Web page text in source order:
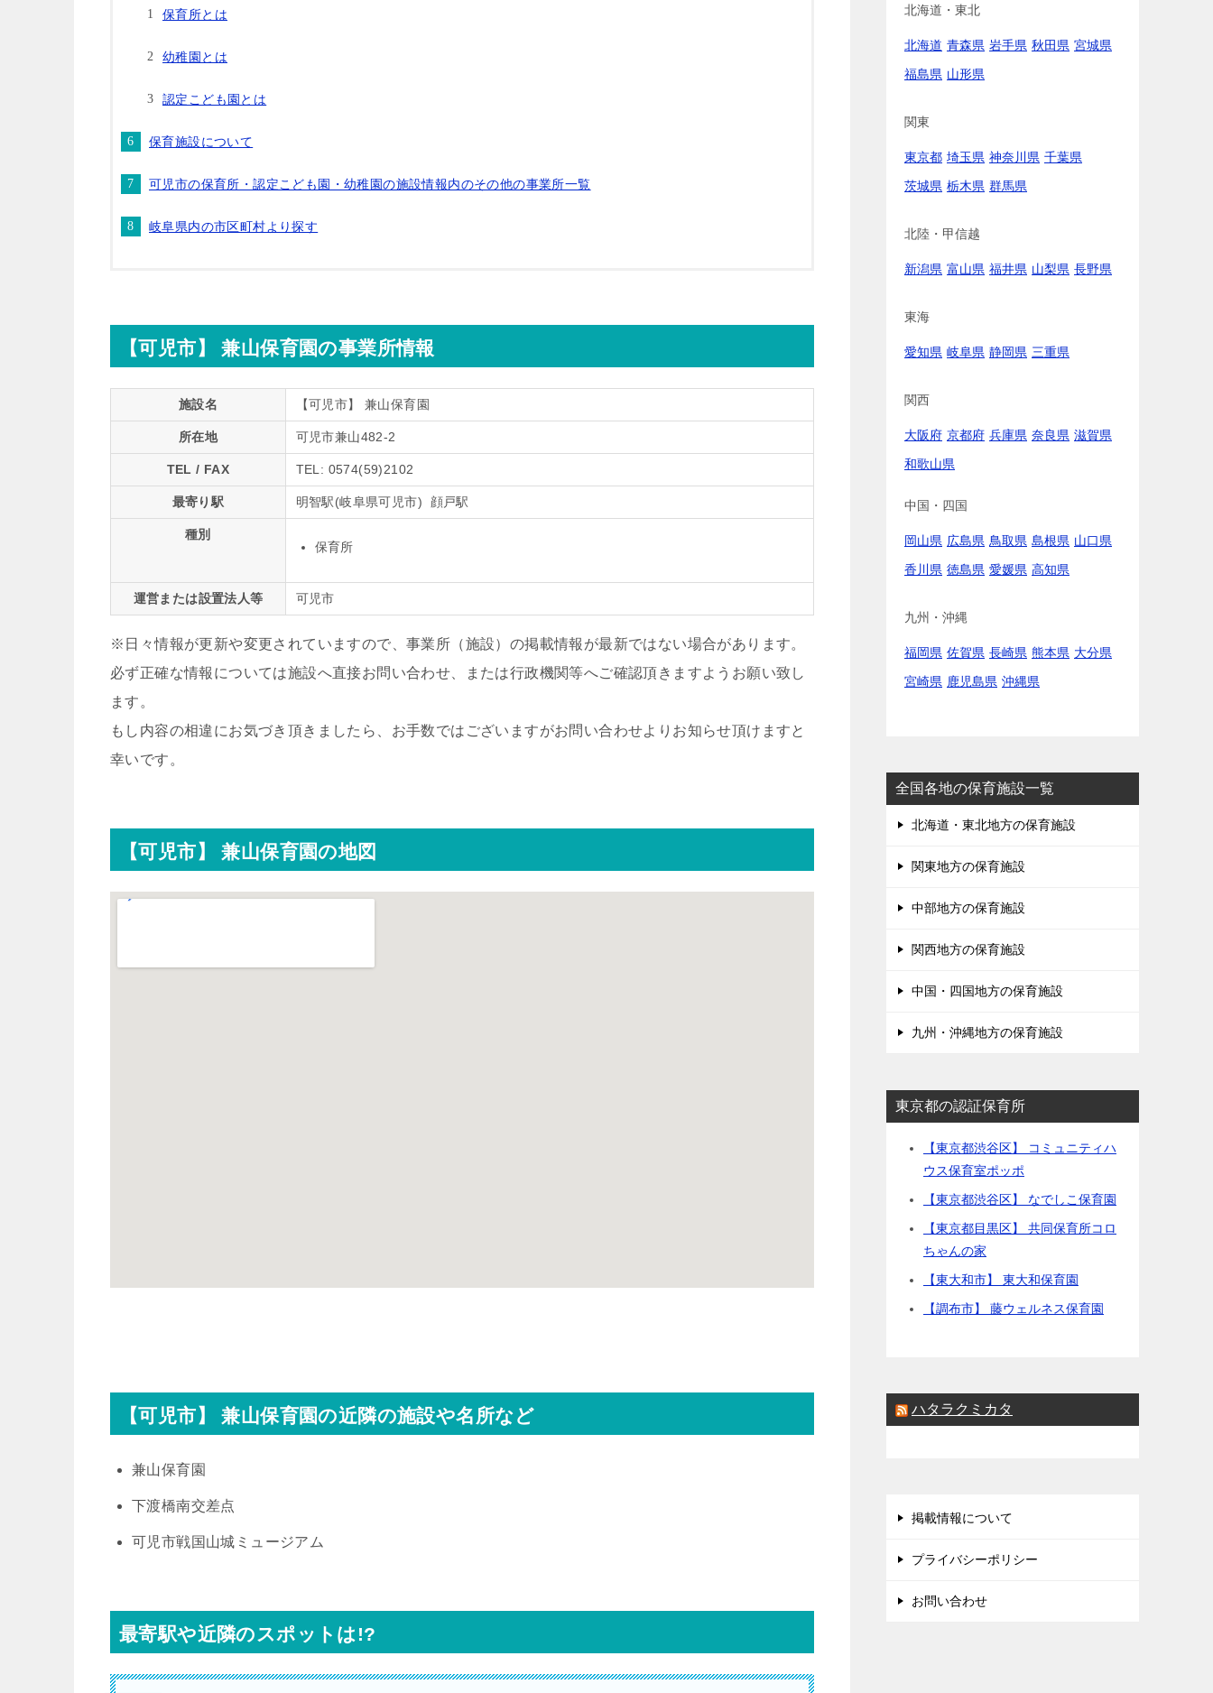
保育所とは
幼稚園とは
認定こども園とは
保育施設について
可児市の保育所・認定こども園・幼稚園の施設情報内のその他の事業所一覧
岐阜県内の市区町村より探す
【可児市】 兼山保育園の事業所情報
施設名 【可児市】 兼山保育園
所在地 可児市兼山482-2
TEL / FAX TEL: 0574(59)2102
最寄り駅 明智駅(岐阜県可児市) 顔戸駅
種別
保育所
運営または設置法人等 可児市
※日々情報が更新や変更されていますので、事業所（施設）の掲載情報が最新ではない場合があります。
必ず正確な情報については施設へ直接お問い合わせ、または行政機関等へご確認頂きますようお願い致し
ます。
もし内容の相違にお気づき頂きましたら、お手数ではございますがお問い合わせよりお知らせ頂けますと
幸いです。
【可児市】 兼山保育園の地図
【可児市】 兼山保育園の近隣の施設や名所など
兼山保育園
下渡橋南交差点
可児市戦国山城ミュージアム
最寄駅や近隣のスポットは!?
北海道・東北
北海道 青森県 岩手県 秋田県 宮城県
福島県 山形県
関東
東京都 埼玉県 神奈川県 千葉県
茨城県 栃木県 群馬県
北陸・甲信越
新潟県 富山県 福井県 山梨県 長野県
東海
愛知県 岐阜県 静岡県 三重県
関西
大阪府 京都府 兵庫県 奈良県 滋賀県
和歌山県
中国・四国
岡山県 広島県 鳥取県 島根県 山口県
香川県 徳島県 愛媛県 高知県
九州・沖縄
福岡県 佐賀県 長崎県 熊本県 大分県
宮崎県 鹿児島県 沖縄県
全国各地の保育施設一覧
北海道・東北地方の保育施設
関東地方の保育施設
中部地方の保育施設
関西地方の保育施設
中国・四国地方の保育施設
九州・沖縄地方の保育施設
東京都の認証保育所
【東京都渋谷区】 コミュニティハ
ウス保育室ポッポ
【東京都渋谷区】 なでしこ保育園
【東京都目黒区】 共同保育所コロ
ちゃんの家
【東大和市】 東大和保育園
【調布市】 藤ウェルネス保育園
ハタラクミカタ
掲載情報について
プライバシーポリシー
お問い合わせ